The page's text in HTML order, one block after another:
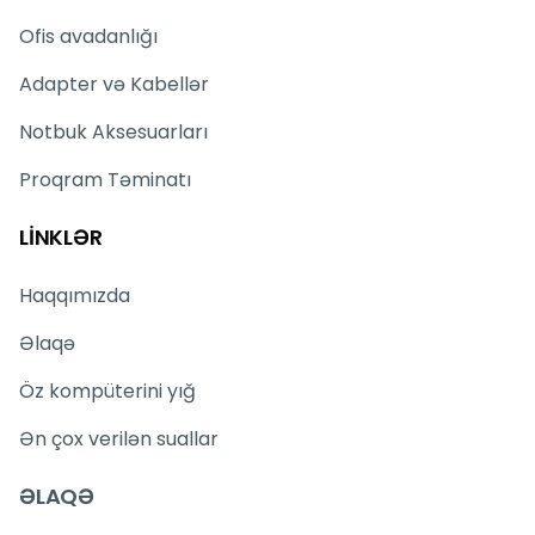
Ofis avadanlığı
Adapter və Kabellər
Notbuk Aksesuarları
Proqram Təminatı
LİNKLƏR
Haqqımızda
Əlaqə
Öz kompüterini yığ
Ən çox verilən suallar
ƏLAQƏ